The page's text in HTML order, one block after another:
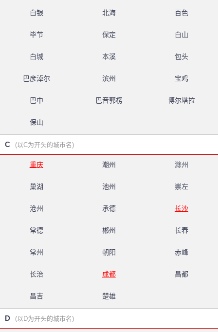
白银 北海 百色
毕节 保定 白山
白城 本溪 包头
巴彦淖尔 滨州 宝鸡
巴中 巴音郭楞 博尔塔拉
保山
C (以C为开头的城市名)
重庆 潮州 滁州
巢湖 池州 崇左
沧州 承德 长沙
常德 郴州 长春
常州 朝阳 赤峰
长治 成都 昌都
昌吉 楚雄
D (以D为开头的城市名)